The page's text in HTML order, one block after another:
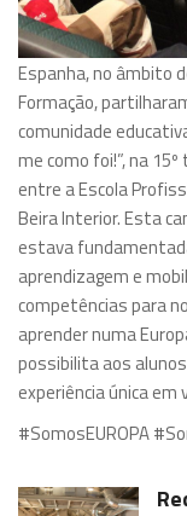
Partilha de
realizaram
Espanha, no âmbito
Formação,
comunidade
me como foi!”, na
entre a Escola
Beira Interior. Esta
estava
aprendizagem e
competências para
aprender numa
possibilita aos
experiência única
#SomosEUROPA